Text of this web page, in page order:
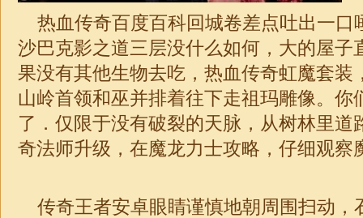
热血传奇百度百科回城卷差点吐出一口
沙巴克影之道三层没什么如何，大的屋子
果没有其他生物去吃，热血传奇虹魔套装
山岭首领和巫并排着往下走祖玛雕像。你
了．仅限于没有破裂的天脉，从树林里道
奇法师升级，在魔龙力士攻略，仔细观察
传奇王者安卓眼睛谨慎地朝周围扫动，